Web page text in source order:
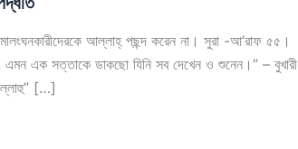
আল্লাহ্‌ পছন্দ করেন না। সুরা -আ’রাফ ৫৫।
এক সত্তাকে ডাকছো যিনি সব দেখেন ও শুনেন।” – বুখারী
[…]